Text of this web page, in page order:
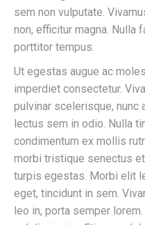
sem non vulputate.
non, efficitur magna. Nulla
porttitor tempus.
Ut egestas augue ac
imperdiet consectetur.
pulvinar scelerisque, nunc
lectus sem in odio. Nulla
condimentum ex mollis
morbi tristique senectus
turpis egestas. Morbi elit
eget, tincidunt in sem.
leo in, porta semper